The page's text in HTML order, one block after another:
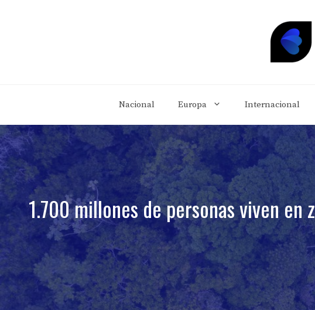
Nacional Europa Internacional
1.700 millones de personas viven